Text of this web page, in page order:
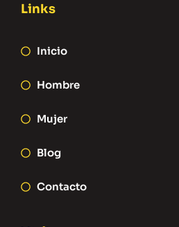
Links
Inicio
Hombre
Mujer
Blog
Contacto